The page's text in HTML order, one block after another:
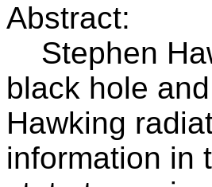
Abstract:
Stephen
black hole
Hawking
information in